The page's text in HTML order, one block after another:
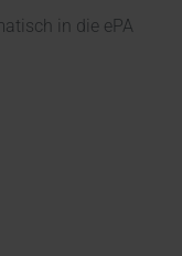
in die ePA